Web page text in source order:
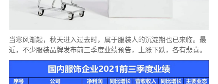
当寒风渐起，秋天进入过去时，属于服装人的沉淀期也已来临。最
近，不少服装品牌发布前三季度业绩预告，上涨下跌，各有悲喜。